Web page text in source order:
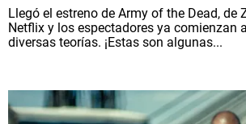
Llegó el estreno de Army of the Dead, de
Netflix y los espectadores ya comienzan
diversas teorías. ¡Estas son algunas...